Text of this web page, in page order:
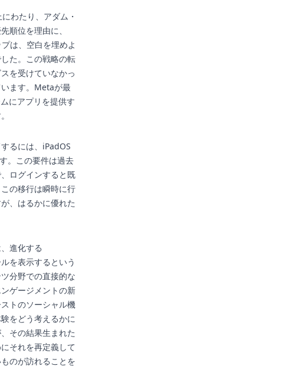
わたり、アダム・
順位を理由に、
は、空白を埋めよ
た。この戦略の転
を受けていなかっ
ます。Metaが最
にアプリを提供す
るには、iPadOS
。この要件は過去
ログインすると既
の移行は瞬時に行
、はるかに優れた
進化する
を表示するという
分野での直接的な
ゲージメントの新
トのソーシャル機
をどう考えるかに
その結果生まれた
それを再定義して
のが訪れることを